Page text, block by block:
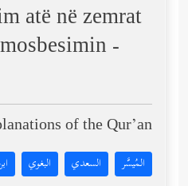
atë në zemrat
-
of the Qur’an:
المُيسَّر السعدي البغوي